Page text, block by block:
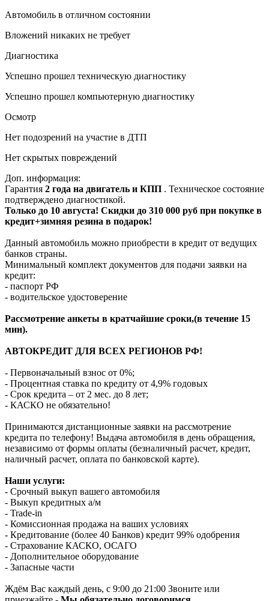
Автомобиль в отличном состоянии
Вложений никаких не требует
Диагностика
Успешно прошел техническую диагностику
Успешно прошел компьютерную диагностику
Осмотр
Нет подозрений на участие в ДТП
Нет скрытых повреждений
Доп. информация:
Гарантия 2 года на двигатель и КПП . Техническое состояние
подтверждено диагностикой.
Только до 10 августа! Скидки до 310 000 руб при покупке в
кредит+зимняя резина в подарок!
Данный автомобиль можно приобрести в кредит от ведущих
банков страны.
Минимальный комплект документов для подачи заявки на
кредит:
- паспорт РФ
- водительское удостоверение
Рассмотрение анкеты в кратчайшие сроки,(в течение 15
мин).
АВТОКРЕДИТ ДЛЯ ВСЕХ РЕГИОНОВ РФ!
- Первоначальный взнос от 0%;
- Процентная ставка по кредиту от 4,9% годовых
- Срок кредита – от 2 мес. до 8 лет;
- КАСКО не обязательно!
Принимаются дистанционные заявки на рассмотрение
кредита по телефону! Выдача автомобиля в день обращения,
независимо от формы оплаты (безналичный расчет, кредит,
наличный расчет, оплата по банковской карте).
Наши услуги:
- Срочный выкуп вашего автомобиля
- Выкуп кредитных а/м
- Trade-in
- Комиссионная продажа на ваших условиях
- Кредитование (более 40 Банков) кредит 99% одобрения
- Страхование КАСКО, ОСАГО
- Дополнительное оборудование
- Запасные части
Ждём Вас каждый день, с 9:00 до 21:00 Звоните или